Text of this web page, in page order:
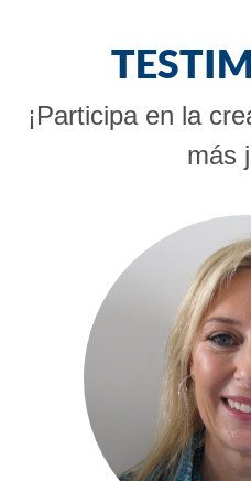
¡Participa en la
más